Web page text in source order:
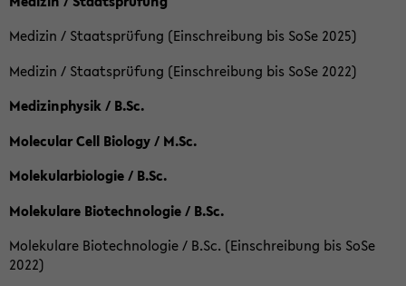
Medizin / Staatsprüfung (Einschreibung bis SoSe 2025)
Medizin / Staatsprüfung (Einschreibung bis SoSe 2022)
Medizinphysik / B.Sc.
Molecular Cell Biology / M.Sc.
Molekularbiologie / B.Sc.
Molekulare Biotechnologie / B.Sc.
Molekulare Biotechnologie / B.Sc. (Einschreibung bis SoSe
2022)